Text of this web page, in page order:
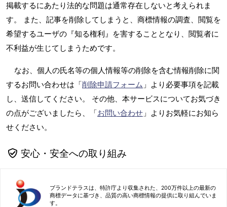
掲載するにあたり法的な問題は通常存在しないと考えられま
す。 また、記事を削除してしまうと、商標情報の調査、閲覧を
希望するユーザの『知る権利』を害することとなり、閲覧者に
不利益が生じてしまうためです。
なお、個人の氏名等の個人情報等の削除を含む情報削除に関
するお問い合わせは「削除申請フォーム 」より必要事項を記載
し、送信してください。 その他、本サービスについてお気づき
の点がございましたら、「お問い合わせ 」よりお気軽にお知ら
せください。
安心・安全への取り組み
ブランドテラスは、特許庁より収集された、200万件以上の最新の
商標データに基づき、品質の高い商標情報の提供に取り組んでいま
す。